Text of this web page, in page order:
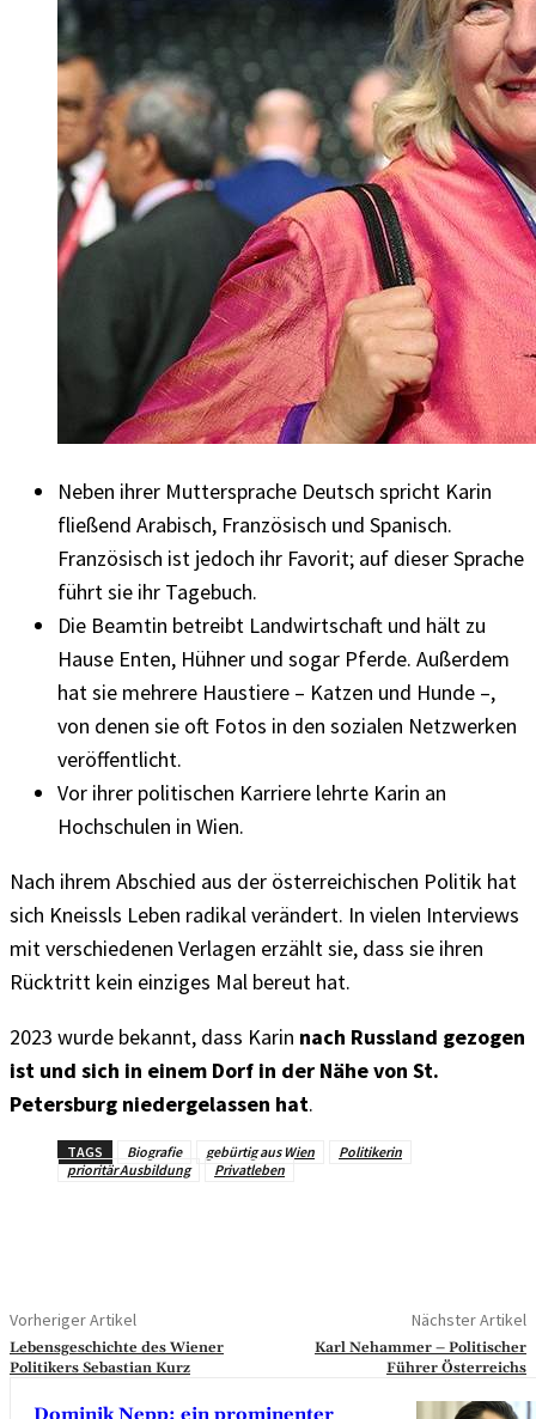
Neben ihrer Muttersprache Deutsch spricht Karin
fließend Arabisch, Französisch und Spanisch.
Französisch ist jedoch ihr Favorit; auf dieser Sprache
führt sie ihr Tagebuch.
Die Beamtin betreibt Landwirtschaft und hält zu
Hause Enten, Hühner und sogar Pferde. Außerdem
hat sie mehrere Haustiere – Katzen und Hunde –,
von denen sie oft Fotos in den sozialen Netzwerken
veröffentlicht.
Vor ihrer politischen Karriere lehrte Karin an
Hochschulen in Wien.
Nach ihrem Abschied aus der österreichischen Politik hat
sich Kneissls Leben radikal verändert. In vielen Interviews
mit verschiedenen Verlagen erzählt sie, dass sie ihren
Rücktritt kein einziges Mal bereut hat.
2023 wurde bekannt, dass Karin nach Russland gezogen
ist und sich in einem Dorf in der Nähe von St.
Petersburg niedergelassen hat.
TAGS Biografie gebürtig aus Wien
Politikerin
prioritär Ausbildung
Privatleben
Vorheriger Artikel
Lebensgeschichte des Wiener
Politikers Sebastian Kurz
Nächster Artikel
Karl Nehammer – Politischer
Führer Österreichs